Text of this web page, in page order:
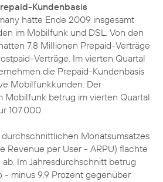
Kundenbasis
hatte Ende 2009 insgesamt
im Mobilfunk und DSL. Von den
7,8 Millionen Prepaid-Verträge
Verträge. Im vierten Quartal
die Prepaid-Kundenbasis
Mobilfunkkunden. Der
Mobilfunk betrug im vierten Quartal
107.000.
Monatsumsatzes
Revenue per User - ARPU) flachte
Im Jahresdurchschnitt betrug
- minus 9,9 Prozent gegenüber